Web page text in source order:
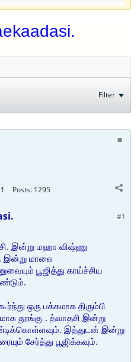
Filter
Posts: 1295
#1
இன்று மஹா விஷ்ணு
இன்று மாலை
பூஜித்து காய்ச்சிய
ஒரு பக்கமாக திரும்பி
தூங்கு . த்வாதசி இன்று
இத்துடன் இன்று
சேர்த்து பூஜிக்கவும்.